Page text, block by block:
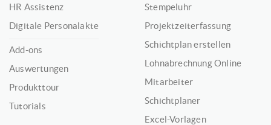
HR Assistenz
Digitale Personalakte
Add-ons
Auswertungen
Produkttour
Tutorials
Stempeluhr
Projektzeiterfassung
Schichtplan erstellen
Lohnabrechnung Online
Mitarbeiter
Schichtplaner
Excel-Vorlagen